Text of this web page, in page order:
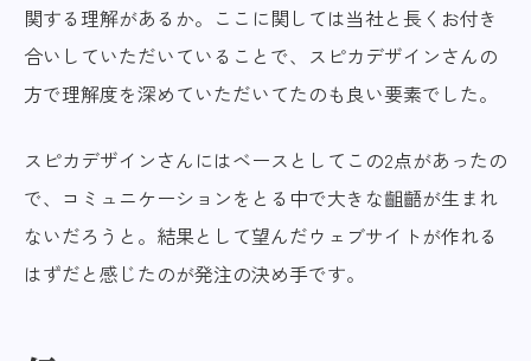
関する理解があるか。ここに関しては当社と長くお付き
合いしていただいていることで、スピカデザインさんの
方で理解度を深めていただいてたのも良い要素でした。
スピカデザインさんにはベースとしてこの2点があったの
で、コミュニケーションをとる中で大きな齟齬が生まれ
ないだろうと。結果として望んだウェブサイトが作れる
はずだと感じたのが発注の決め手です。